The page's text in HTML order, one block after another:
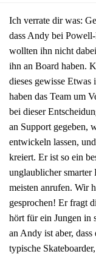
Ich verrate dir was:
dass Andy bei
wollten ihn nicht
ihn an Board haben.
dieses gewisse
haben das Team um
bei dieser
an Support gegeben,
entwickeln lassen,
kreiert. Er ist so ein
unglaublicher smarter
meisten anrufen. Wir
gesprochen! Er fragt
hört für ein Jungen in
an Andy ist aber,
typische